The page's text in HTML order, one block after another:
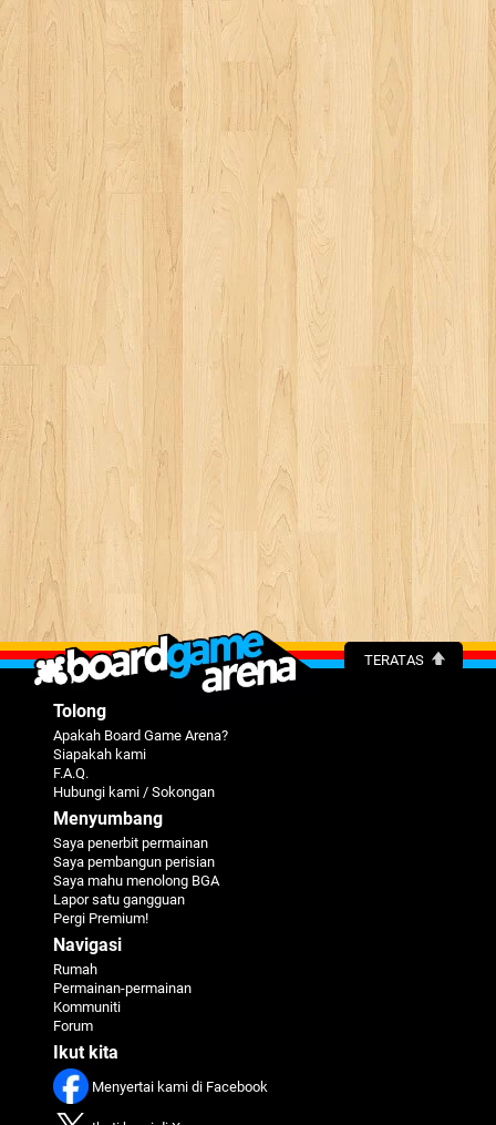
TERATAS
Tolong
Apakah Board Game Arena?
Siapakah kami
F.A.Q.
Hubungi kami / Sokongan
Menyumbang
Saya penerbit permainan
Saya pembangun perisian
Saya mahu menolong BGA
Lapor satu gangguan
Pergi Premium!
Navigasi
Rumah
Permainan-permainan
Kommuniti
Forum
Ikut kita
Menyertai kami di Facebook